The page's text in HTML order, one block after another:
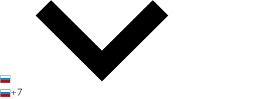
+7